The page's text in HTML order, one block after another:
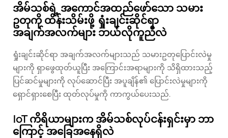
အိမ်သစ်ရဲ့ အကောင်အထည်ဖော်သော သမား
ဥတုကို ထိန်းသိမ်းဖို့ ရှုံးချင်းဆိုင်ရာ
အချက်အလက်များ ဘယ်လိုကူညီလဲ
ရှုံးချင်းဆိုင်ရာ အချက်အလက်များသည် သမားဥတုပြောင်းလဲမှု
များကို ရှာဖွေထုတ်ယူပြီး အကြောင်းအရာများကို သိရှိထားသည့်
ပြင်ဆင်မှုများကို လုပ်ဆောင်ပြီး အပူချိန်၏ ပြောင်းလဲမှုများကို
ရှောင်ရှားစေပြီး ထုတ်လုပ်မှုကို ကာကွယ်ပေးသည်.
IoT ကိရိယာများက အိမ်သစ်လုပ်ငန်းရှင်းမှာ ဘာ
ကြောင့် အခြေအနေရှိလဲ